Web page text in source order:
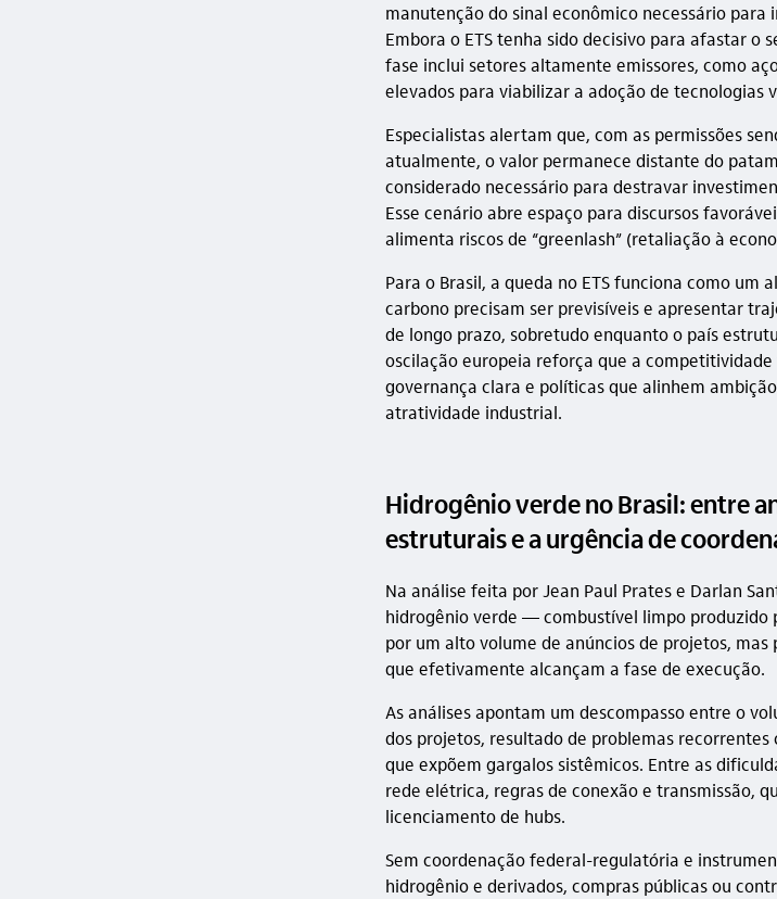
manutenção do sinal econômico necessário
Embora o ETS tenha sido decisivo para afastar o
fase inclui setores altamente emissores, como
elevados para viabilizar a adoção de tecnologias
Especialistas alertam que, com as permissões
atualmente, o valor permanece distante do
considerado necessário para destravar
Esse cenário abre espaço para discursos
alimenta riscos de “greenlash” (retaliação à
Para o Brasil, a queda no ETS funciona como um
carbono precisam ser previsíveis e apresentar
de longo prazo, sobretudo enquanto o país
oscilação europeia reforça que a
governança clara e políticas que alinhem
atratividade industrial.
Hidrogênio verde no Brasil: entre
estruturais e a urgência de
Na análise feita por Jean Paul Prates e Darlan
hidrogênio verde — combustível limpo
por um alto volume de anúncios de projetos,
que efetivamente alcançam a fase de execução.
As análises apontam um descompasso entre o
dos projetos, resultado de problemas recorrentes
que expõem gargalos sistêmicos. Entre as
rede elétrica, regras de conexão e transmissão,
licenciamento de hubs.
Sem coordenação federal-regulatória e
hidrogênio e derivados, compras públicas ou